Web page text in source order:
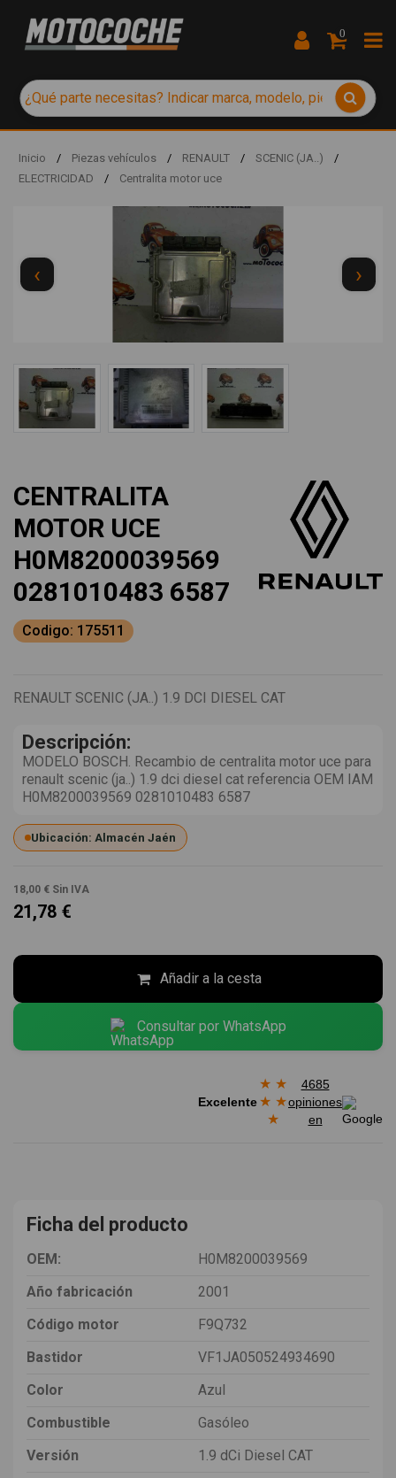
0
Inicio / Piezas vehículos / RENAULT / SCENIC (JA..)
/
ELECTRICIDAD
/ Centralita motor uce
‹ ›
CENTRALITA
MOTOR UCE
H0M8200039569
0281010483 6587
Codigo: 175511
RENAULT SCENIC (JA..) 1.9 DCI DIESEL CAT
Descripción:
MODELO BOSCH. Recambio de centralita motor uce para
renault scenic (ja..) 1.9 dci diesel cat referencia OEM IAM
H0M8200039569 0281010483 6587
Ubicación: Almacén Jaén
18,00 € Sin IVA
21,78 €
Añadir a la cesta
Consultar por WhatsApp
Excelente
★ ★
★ ★
★
4685
opiniones
en
Ficha del producto
OEM:
H0M8200039569
Año fabricación
2001
Código motor
F9Q732
Bastidor
VF1JA050524934690
Color
Azul
Combustible
Gasóleo
Versión
1.9 dCi Diesel CAT